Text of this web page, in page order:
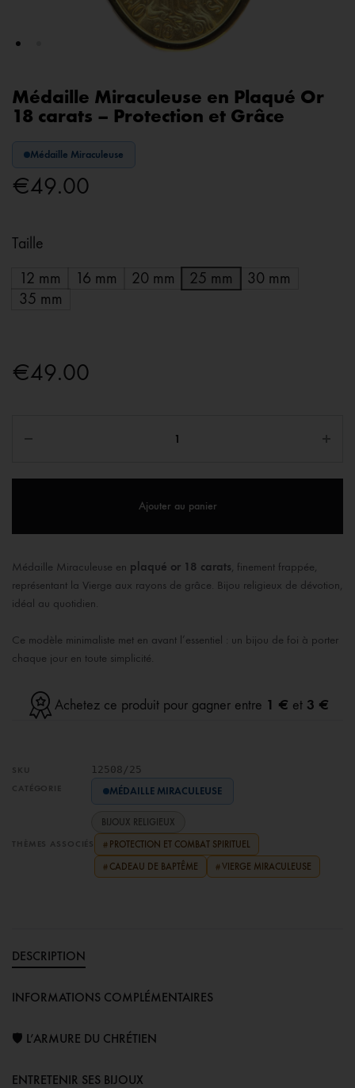
Médaille Miraculeuse en Plaqué Or
18 carats – Protection et Grâce
Médaille Miraculeuse
€49.00
Taille
12 mm
16 mm 20 mm 25 mm
30 mm
35 mm
€49.00
Ajouter au panier
Médaille Miraculeuse en plaqué or 18 carats, finement frappée,
représentant la Vierge aux rayons de grâce. Bijou religieux de dévotion,
idéal au quotidien.
Ce modèle minimaliste met en avant l’essentiel : un bijou de foi à porter
chaque jour en toute simplicité.
Achetez ce produit pour gagner entre 1 € et 3 €
SKU 12508/25
CATÉGORIE MÉDAILLE MIRACULEUSE
BIJOUX RELIGIEUX
THÈMES ASSOCIÉS # PROTECTION ET COMBAT SPIRITUEL
# CADEAU DE BAPTÊME #VIERGE MIRACULEUSE
DESCRIPTION
INFORMATIONS COMPLÉMENTAIRES
🛡️ L’ARMURE DU CHRÉTIEN
ENTRETENIR SES BIJOUX